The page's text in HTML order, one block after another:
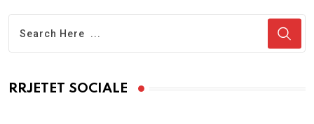
RRJETET SOCIALE